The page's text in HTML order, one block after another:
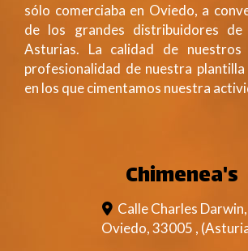
sólo comerciaba en Oviedo, a
de los grandes distribuidores de
Asturias. La calidad de
profesionalidad de nuestra
en los que cimentamos nuestra
Chimenea's
Calle Charles
Oviedo,33005 ,